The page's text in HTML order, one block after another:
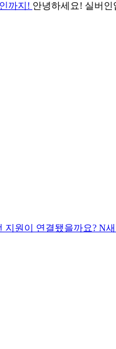
까지! 안녕하세요! 실버
지원이 연결됐을까요? N